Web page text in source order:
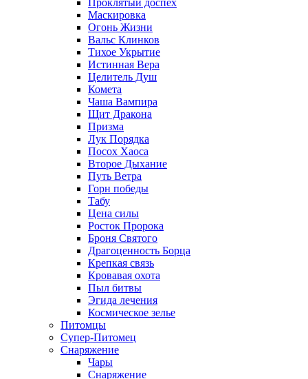
Проклятый доспех
Маскировка
Огонь Жизни
Вальс Клинков
Тихое Укрытие
Истинная Вера
Целитель Душ
Комета
Чаша Вампира
Щит Дракона
Призма
Лук Порядка
Посох Хаоса
Второе Дыхание
Путь Ветра
Горн победы
Табу
Цена силы
Росток Пророка
Броня Святого
Драгоценность Борца
Крепкая связь
Кровавая охота
Пыл битвы
Эгида лечения
Космическое зелье
Питомцы
Супер-Питомец
Снаряжение
Чары
Снаряжение